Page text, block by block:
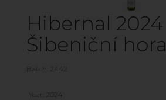
Hibernal 2024
Šibeniční hora
Batch: 2442
Year: 2024